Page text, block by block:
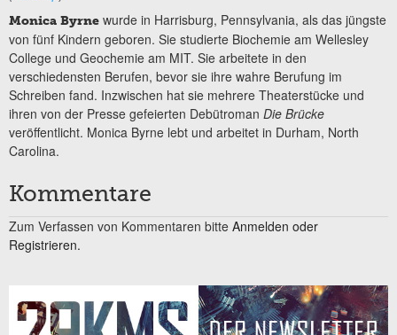
Monica Byrne wurde in Harrisburg, Pennsylvania, als das jüngste
von fünf Kindern geboren. Sie studierte Biochemie am Wellesley
College und Geochemie am MIT. Sie arbeitete in den
verschiedensten Berufen, bevor sie ihre wahre Berufung im
Schreiben fand. Inzwischen hat sie mehrere Theaterstücke und
ihren von der Presse gefeierten Debütroman Die Brücke
veröffentlicht. Monica Byrne lebt und arbeitet in Durham, North
Carolina.
Kommentare
Zum Verfassen von Kommentaren bitte Anmelden oder
Registrieren.